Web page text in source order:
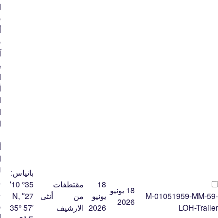
M-01051959-MM-59-
LOH-Trailer
18 يونيو
2026
18
يونيو
2026
مقتطفات
من
الارشيف
أنثى
بانياس:
35° 10′
27″ N,
35° 57′